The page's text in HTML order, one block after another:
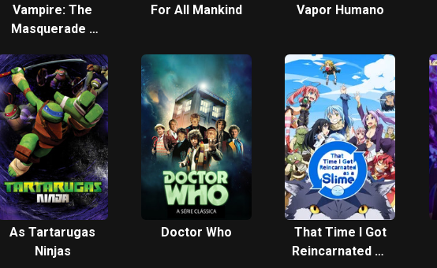
Vampire: The
Masquerade -
For All Mankind Vapor Humano
As Tartarugas
Ninjas
Doctor Who
That Time I Got
Reincarnated as